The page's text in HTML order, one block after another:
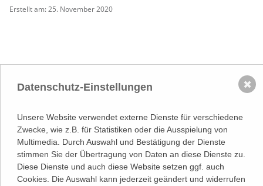
Erstellt am: 25. November 2020
Österreichischer
Adresse
Lassallestraße 7a, Unit 5, Top 101-
1
1020 Wien
(–>Google Maps)
Datenschutz-Einstellungen
Unsere Website verwendet externe Dienste für verschiedene
Zwecke, wie z.B. für Statistiken oder die Ausspielung von
Multimedia. Durch Auswahl und Bestätigung der Dienste
stimmen Sie der Übertragung von Daten an diese Dienste zu.
Diese Dienste und auch diese Website setzen ggf. auch
Cookies. Die Auswahl kann jederzeit geändert und widerrufen
✖